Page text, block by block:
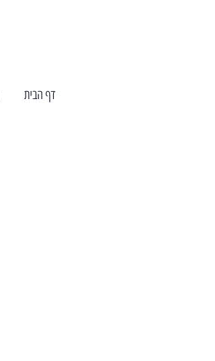
דף הבית